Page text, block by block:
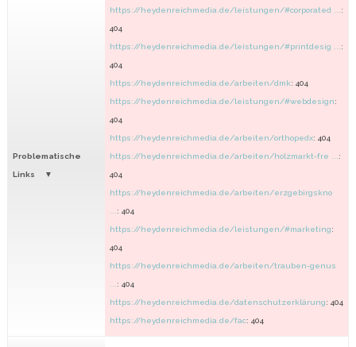
Problematische
Links
https://heydenreichmedia.de/leistungen/#corporated ... :
404
https://heydenreichmedia.de/leistungen/#printdesig ... :
404
https://heydenreichmedia.de/arbeiten/dmk: 404
https://heydenreichmedia.de/leistungen/#webdesign:
404
https://heydenreichmedia.de/arbeiten/orthopedx: 404
https://heydenreichmedia.de/arbeiten/holzmarkt-fre ... :
404
https://heydenreichmedia.de/arbeiten/erzgebirgskno
: 404
https://heydenreichmedia.de/leistungen/#marketing:
404
https://heydenreichmedia.de/arbeiten/trauben-genus
: 404
https://heydenreichmedia.de/datenschutzerklärung: 404
https://heydenreichmedia.de/fac: 404